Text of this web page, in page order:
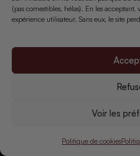
(pas comestibles, hélas). En les
expérience utilisateur. Sans eux, le site
Voir les
Politique de cookies
Le média indépendant du vin pour